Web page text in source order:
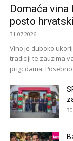
Domaća vina
posto
31.07.2026.
Vino je duboko
tradiciji te zauzima
prigodama.